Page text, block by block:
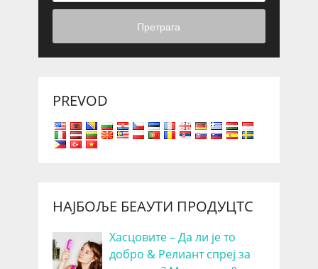
Претрага
PREVOD
НАЈБОЉЕ БЕАУТИ ПРОДУЦТС
Хасцовите – Да ли је то
добро & Релиант спреј за